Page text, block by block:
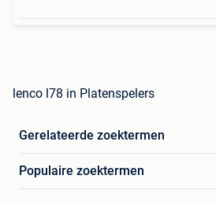
lenco l78 in Platenspelers
Gerelateerde zoektermen
Populaire zoektermen